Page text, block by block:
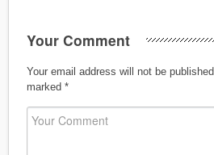
Your Comment
Your email address will not be published.
marked *